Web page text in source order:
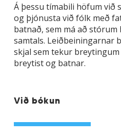
Á þessu tímabili höfum við
og þjónusta við fólk með
batnað, sem má að
samtals. Leiðbeiningarnar
skjal sem tekur
breytist og batnar.
Við bókun